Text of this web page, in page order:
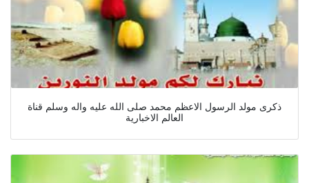
ذكرى مولد الرسول الاعظم محمد صلى الله عليه واله وسلم قناة
العالم الاخبارية